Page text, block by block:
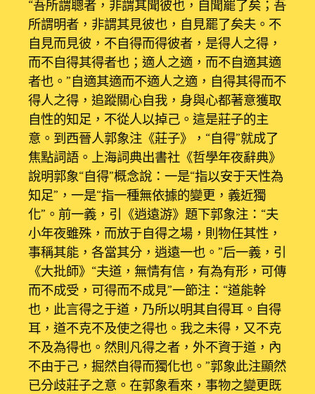
“吾所謂聰者，非謂其聞彼也，自聞罷了矣；吾
所謂明者，非謂其見彼也，自見罷了矣夫。不
自見而見彼，不自得而得彼者，是得人之得，
而不自得其得者也；適人之適，而不自適其適
者也。”自適其適而不適人之適，自得其得而不
得人之得，追蹤關心自我，身與心都著意獲取
自性的知足，不從人以掉己。這是莊子的主
意。到西晉人郭象注《莊子》，“自得”就成了
焦點詞語。上海詞典出書社《哲學年夜辭典》
說明郭象“自得”概念說：一是“指以安于天性為
知足”，一是“指一種無依據的變更，義近獨
化”。前一義，引《逍遠游》題下郭象注：“夫
小年夜雖殊，而放于自得之場，則物任其性，
事稱其能，各當其分，逍遠一也。”后一義，引
《大批師》“夫道，無情有信，有為有形，可傳
而不成受，可得而不成見”一節注：“道能幹
也，此言得之于道，乃所以明其自得耳。自得
耳，道不克不及使之得也。我之未得，又不克
不及為得也。然則凡得之者，外不資于道，內
不由于己，掘然自得而獨化也。”郭象此注顯然
已分歧莊子之意。在郭象看來，事物之變更既